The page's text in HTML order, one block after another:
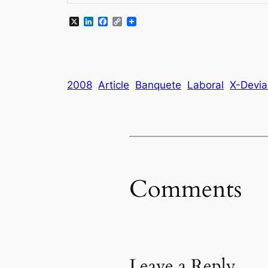
X LinkedIn
Facebook
Copy
2008 Article Banquete Laboral X-
Comments